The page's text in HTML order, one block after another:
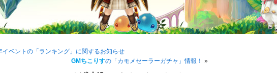
イベントの「ランキング」に関するお知らせ
GMちこりすの「カモメセーラーガチャ」情報！ »